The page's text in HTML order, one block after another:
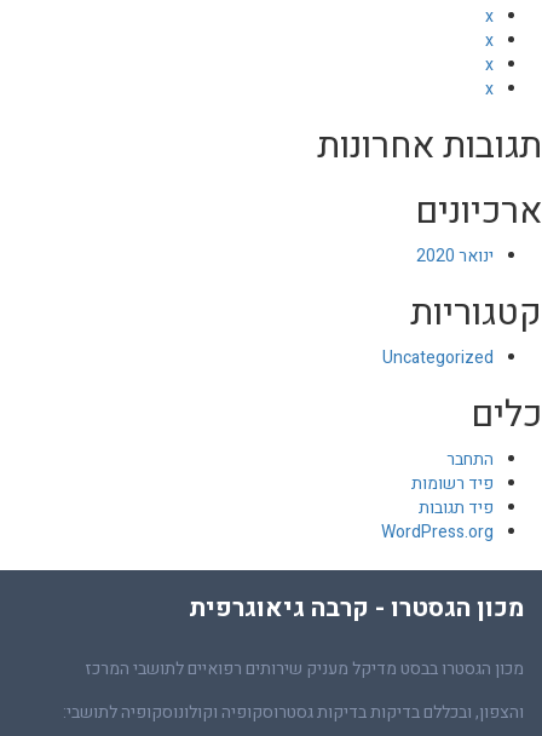
x
x
x
x
תגובות אחרונות
ארכיונים
ינואר 2020
קטגוריות
Uncategorized
כלים
התחבר
פיד רשומות
פיד תגובות
WordPress.org
מכון הגסטרו - קרבה גיאוגרפית
מכון הגסטרו בבסט מדיקל מעניק שירותים רפואיים לתושבי המרכז
והצפון, ובכללם בדיקות בדיקות גסטרוסקופיה וקולונוסקופיה לתושבי: